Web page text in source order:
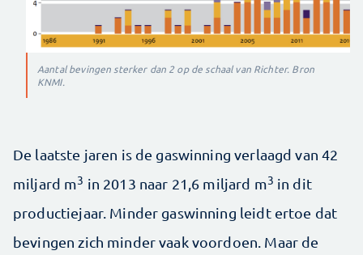
Aantal bevingen sterker dan 2 op de schaal van Richter. Bron
KNMI.
De laatste jaren is de gaswinning verlaagd van 42
miljard m3 in 2013 naar 21,6 miljard m3 in dit
productiejaar. Minder gaswinning leidt ertoe dat
bevingen zich minder vaak voordoen. Maar de